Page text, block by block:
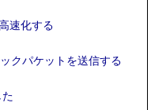
速化する
クパケットを送信する
た